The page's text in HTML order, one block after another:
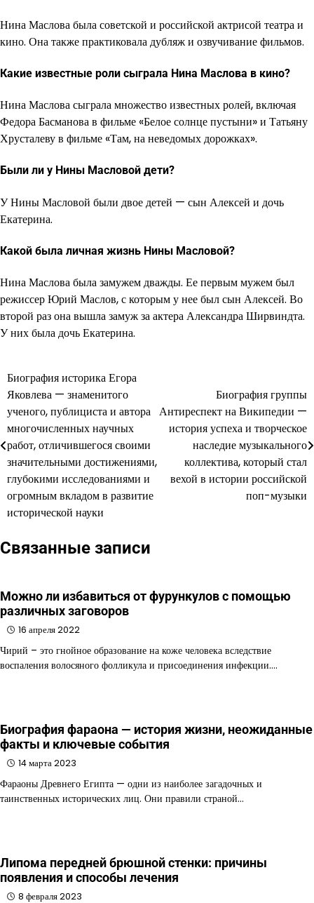
Нина Маслова была советской и российской актрисой театра и
кино. Она также практиковала дубляж и озвучивание фильмов.
Какие известные роли сыграла Нина Маслова в кино?
Нина Маслова сыграла множество известных ролей, включая
Федора Басманова в фильме «Белое солнце пустыни» и Татьяну
Хрусталеву в фильме «Там, на неведомых дорожках».
Были ли у Нины Масловой дети?
У Нины Масловой были двое детей — сын Алексей и дочь
Екатерина.
Какой была личная жизнь Нины Масловой?
Нина Маслова была замужем дважды. Ее первым мужем был
режиссер Юрий Маслов, с которым у нее был сын Алексей. Во
второй раз она вышла замуж за актера Александра Ширвиндта.
У них была дочь Екатерина.
Навигация
по
записям
Биография историка Егора
Яковлева — знаменитого
ученого, публициста и автора
многочисленных научных
работ, отличившегося своими
значительными достижениями,
глубокими исследованиями и
огромным вкладом в развитие
исторической науки
Биография группы
Антиреспект на Википедии —
история успеха и творческое
наследие музыкального
коллектива, который стал
вехой в истории российской
поп-музыки
Связанные записи
Можно ли избавиться от фурункулов с помощью
различных заговоров
16 апреля 2022
Чирий – это гнойное образование на коже человека вследствие
воспаления волосяного фолликула и присоединения инфекции.…
Биография фараона — история жизни, неожиданные
факты и ключевые события
14 марта 2023
Фараоны Древнего Египта — одни из наиболее загадочных и
таинственных исторических лиц. Они правили страной…
Липома передней брюшной стенки: причины
появления и способы лечения
8 февраля 2023